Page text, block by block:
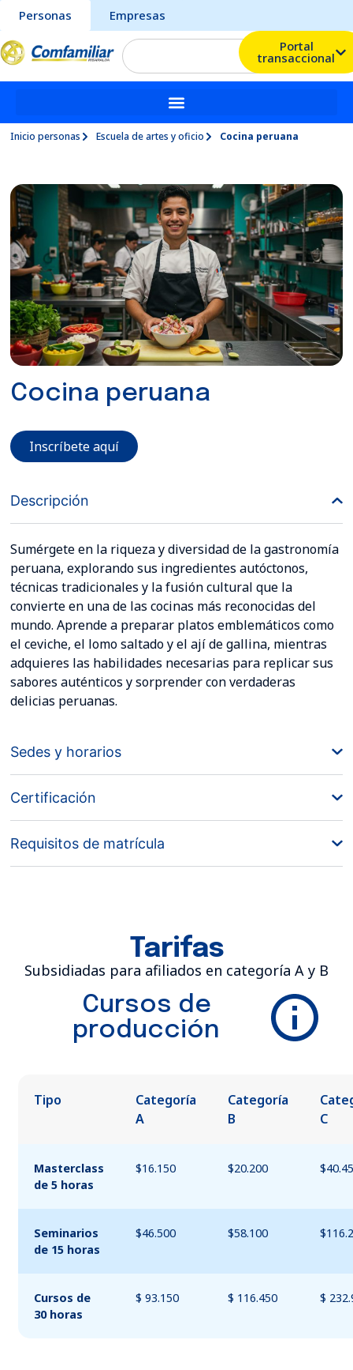
Personas
Empresas
Portal
transaccional
Inicio personas Escuela de artes y oficio Cocina peruana
Cocina peruana
Inscríbete aquí
Descripción
Sumérgete en la riqueza y diversidad de la gastronomía
peruana, explorando sus ingredientes autóctonos,
técnicas tradicionales y la fusión cultural que la
convierte en una de las cocinas más reconocidas del
mundo. Aprende a preparar platos emblemáticos como
el ceviche, el lomo saltado y el ají de gallina, mientras
adquieres las habilidades necesarias para replicar sus
sabores auténticos y sorprender con verdaderas
delicias peruanas.
Sedes y horarios
Certificación
Requisitos de matrícula
Tarifas
Subsidiadas para afiliados en categoría A y B
Cursos de
producción
Tipo
Categoría
A
Categoría
B
C
Masterclass
de 5 horas
$16.150 $20.200
Seminarios
de 15 horas
$46.500 $58.100
Cursos de
30 horas
$ 93.150 $ 116.450 $